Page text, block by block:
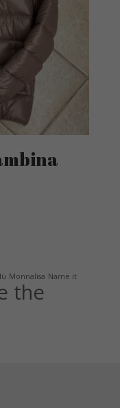
Monnalisa Name it
the